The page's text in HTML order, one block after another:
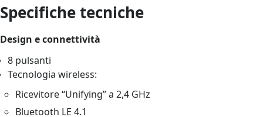
Specifiche tecniche
Design e connettività
8 pulsanti
Tecnologia wireless:
Ricevitore “Unifying” a 2,4 GHz
Bluetooth LE 4.1